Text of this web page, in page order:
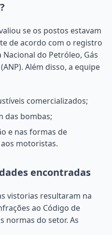
se os postos estavam
de acordo com o registro
do Petróleo, Gás
Além disso, a equipe
comercializados;
das bombas;
e nas formas de
motoristas.
encontradas
vistorias resultaram na
ao Código de
normas do setor. As